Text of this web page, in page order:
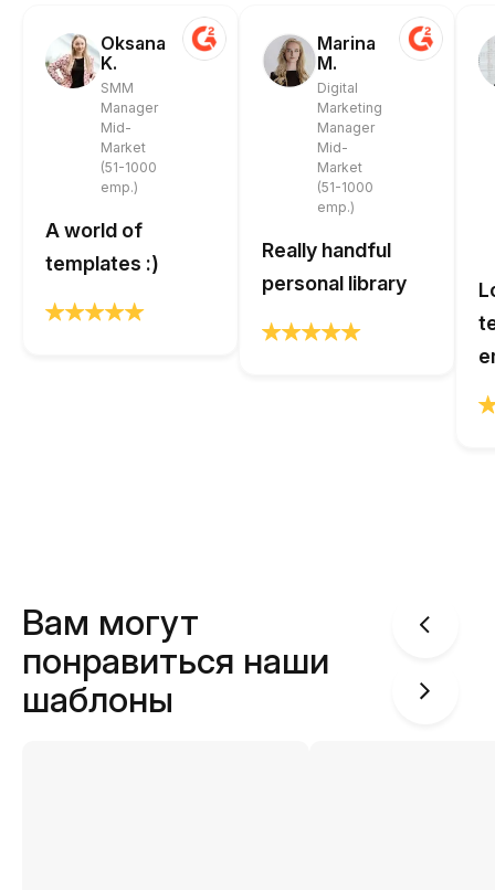
Oksana
K.
SMM
Manager
Mid-
Market
(51-1000
emp.)
A world of
templates :)
Marina
M.
Digital
Marketing
Manager
Mid-
Market
(51-1000
emp.)
Really handful
personal library
Вам могут
понравиться наши
шаблоны